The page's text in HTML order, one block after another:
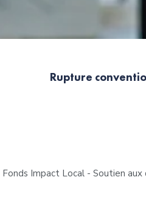
Rupture
Fonds Impact Local - Soutien